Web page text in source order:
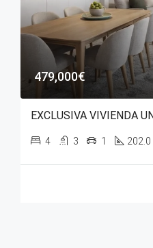
479,000€
4 3 1 202.0